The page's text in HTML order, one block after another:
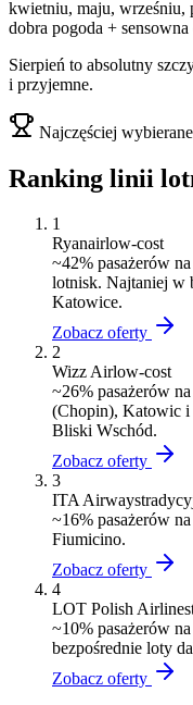
kwietniu, maju, wrześniu,
dobra pogoda + sensowna
Sierpień to absolutny
i przyjemne.
Najczęściej
Ranking linii
1
Ryanairlow-cost
~42% pasażerów na
lotnisk. Najtaniej w
Katowice.
Zobacz oferty
2
Wizz Airlow-cost
~26% pasażerów na
(Chopin), Katowic i
Bliski Wschód.
Zobacz oferty
3
ITA Airways
~16% pasażerów na
Fiumicino.
Zobacz oferty
4
LOT Polish Airlines
~10% pasażerów na
bezpośrednie loty
Zobacz oferty